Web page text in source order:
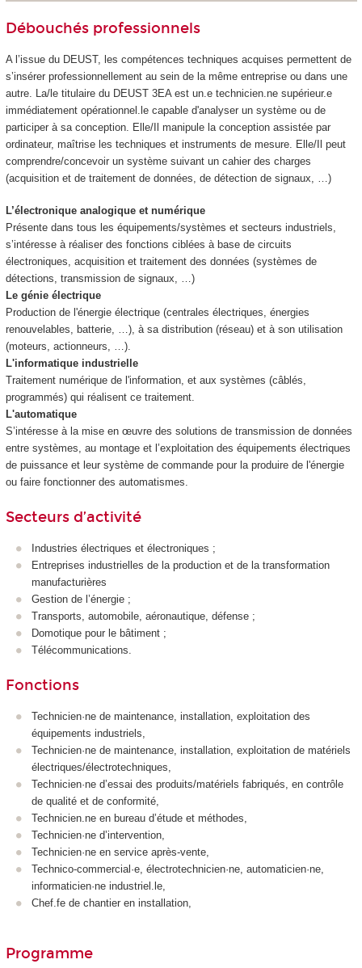
Débouchés professionnels
A l’issue du DEUST, les compétences techniques acquises permettent de
s’insérer professionnellement au sein de la même entreprise ou dans une
autre. La/le titulaire du DEUST 3EA est un.e technicien.ne supérieur.e
immédiatement opérationnel.le capable d'analyser un système ou de
participer à sa conception. Elle/Il manipule la conception assistée par
ordinateur, maîtrise les techniques et instruments de mesure. Elle/Il peut
comprendre/concevoir un système suivant un cahier des charges
(acquisition et de traitement de données, de détection de signaux, …)
L’électronique analogique et numérique
Présente dans tous les équipements/systèmes et secteurs industriels,
s’intéresse à réaliser des fonctions ciblées à base de circuits
électroniques, acquisition et traitement des données (systèmes de
détections, transmission de signaux, …)
Le génie électrique
Production de l'énergie électrique (centrales électriques, énergies
renouvelables, batterie, …), à sa distribution (réseau) et à son utilisation
(moteurs, actionneurs, …).
L'informatique industrielle
Traitement numérique de l'information, et aux systèmes (câblés,
programmés) qui réalisent ce traitement.
L'automatique
S’intéresse à la mise en œuvre des solutions de transmission de données
entre systèmes, au montage et l’exploitation des équipements électriques
de puissance et leur système de commande pour la produire de l'énergie
ou faire fonctionner des automatismes.
Secteurs d’activité
Industries électriques et électroniques ;
Entreprises industrielles de la production et de la transformation
manufacturières
Gestion de l’énergie ;
Transports, automobile, aéronautique, défense ;
Domotique pour le bâtiment ;
Télécommunications.
Fonctions
Technicien·ne de maintenance, installation, exploitation des
équipements industriels,
Technicien·ne de maintenance, installation, exploitation de matériels
électriques/électrotechniques,
Technicien·ne d’essai des produits/matériels fabriqués, en contrôle
de qualité et de conformité,
Technicien.ne en bureau d’étude et méthodes,
Technicien·ne d’intervention,
Technicien·ne en service après-vente,
Technico-commercial·e, électrotechnicien·ne, automaticien·ne,
informaticien·ne industriel.le,
Chef.fe de chantier en installation,
Programme